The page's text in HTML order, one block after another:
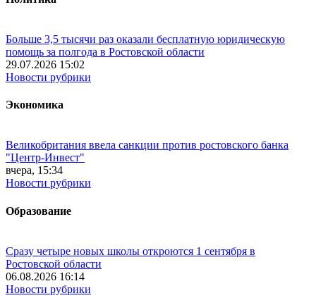
Больше 3,5 тысячи раз оказали бесплатную юридическую
помощь за полгода в Ростовской области
29.07.2026 15:02
Новости рубрики
Экономика
Великобритания ввела санкции против ростовского банка
"Центр-Инвест"
вчера, 15:34
Новости рубрики
Образование
Сразу четыре новых школы откроются 1 сентября в
Ростовской области
06.08.2026 16:14
Новости рубрики